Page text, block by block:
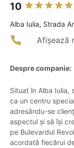
10
Alba Iulia, Strada
Afișează
Despre companie:
Situat în Alba Iulia,
ca un centru
adresându-se
aspectul și să își
pe Bulevardul
acordată fiecărui